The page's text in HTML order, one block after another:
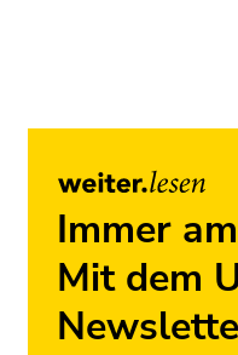
Immer
Mit dem